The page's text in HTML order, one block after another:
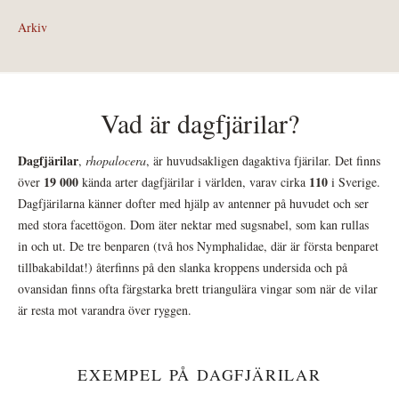
Arkiv
Vad är dagfjärilar?
Dagfjärilar, rhopalocera, är huvudsakligen dagaktiva fjärilar. Det finns
över 19 000 kända arter dagfjärilar i världen, varav cirka 110 i Sverige.
Dagfjärilarna känner dofter med hjälp av antenner på huvudet och ser
med stora facettögon. Dom äter nektar med sugsnabel, som kan rullas
in och ut. De tre benparen (två hos Nymphalidae, där är första benparet
tillbakabildat!) återfinns på den slanka kroppens undersida och på
ovansidan finns ofta färgstarka brett triangulära vingar som när de vilar
är resta mot varandra över ryggen.
EXEMPEL PÅ DAGFJÄRILAR